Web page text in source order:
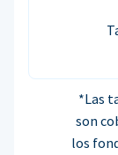
*Las
son
los